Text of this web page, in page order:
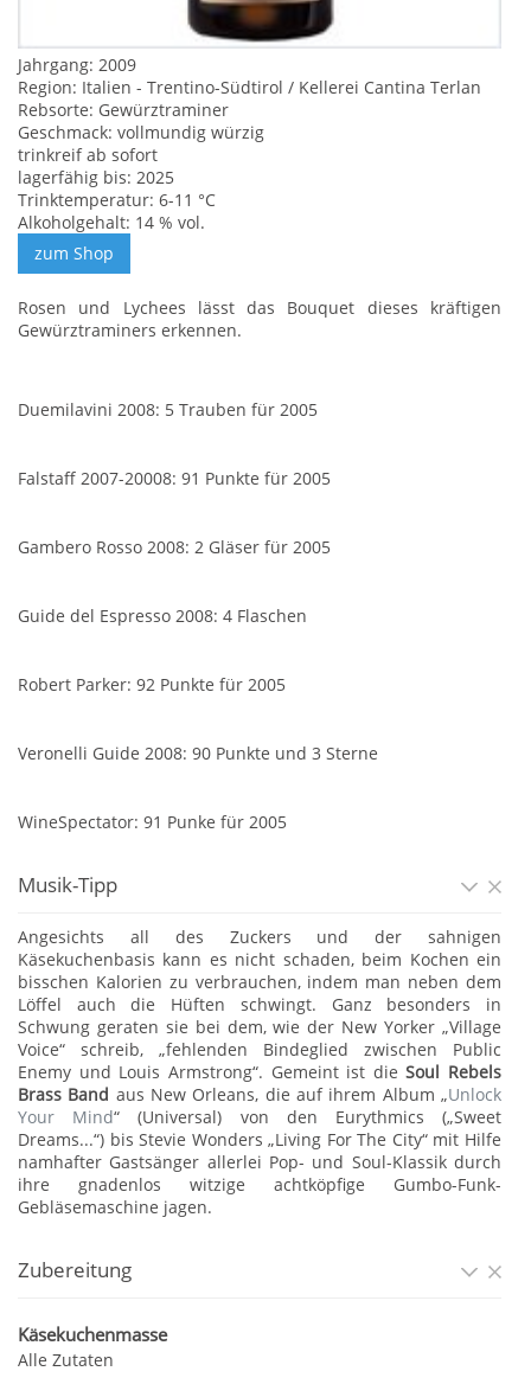
Jahrgang: 2009
Region: Italien - Trentino-Südtirol / Kellerei Cantina Terlan
Rebsorte: Gewürztraminer
Geschmack: vollmundig würzig
trinkreif ab sofort
lagerfähig bis: 2025
Trinktemperatur: 6-11 °C
Alkoholgehalt: 14 % vol.
Rosen und Lychees lässt das Bouquet dieses kräftigen
Gewürztraminers erkennen.
Duemilavini 2008: 5 Trauben für 2005
Falstaff 2007-20008: 91 Punkte für 2005
Gambero Rosso 2008: 2 Gläser für 2005
Guide del Espresso 2008: 4 Flaschen
Robert Parker: 92 Punkte für 2005
Veronelli Guide 2008: 90 Punkte und 3 Sterne
WineSpectator: 91 Punke für 2005
Musik-Tipp
Angesichts all des Zuckers und der sahnigen
Käsekuchenbasis kann es nicht schaden, beim Kochen ein
bisschen Kalorien zu verbrauchen, indem man neben dem
Löffel auch die Hüften schwingt. Ganz besonders in
Schwung geraten sie bei dem, wie der New Yorker „Village
Voice“ schreib, „fehlenden Bindeglied zwischen Public
Enemy und Louis Armstrong“. Gemeint ist dieSoul Rebels
Brass Band aus New Orleans, die auf ihrem Album „Unlock
Your Mind“ (Universal) von den Eurythmics („Sweet
Dreams...“) bis Stevie Wonders „Living For The City“ mit Hilfe
namhafter Gastsänger allerlei Pop- und Soul-Klassik durch
ihre gnadenlos witzige achtköpfige Gumbo-Funk-
Gebläsemaschine jagen.
Zubereitung
Käsekuchenmasse
Alle Zutaten